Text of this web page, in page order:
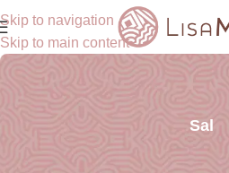
Skip to navigation
Skip to main content
Sal